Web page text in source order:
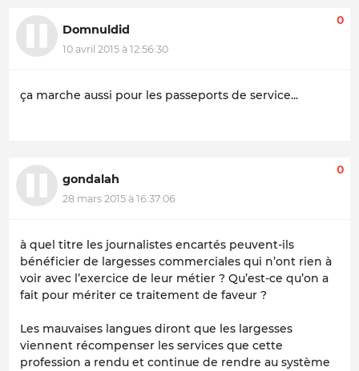
Domnuldid
10 avril 2015 à 12:56:30
0
ça marche aussi pour les passeports de service...
gondalah
28 mars 2015 à 16:37:06
0
à quel titre les journalistes encartés peuvent-ils
bénéficier de largesses commerciales qui n’ont rien à
voir avec l’exercice de leur métier ? Qu’est-ce qu’on a
fait pour mériter ce traitement de faveur ?
Les mauvaises langues diront que les largesses
viennent récompenser les services que cette
profession a rendu et continue de rendre au système